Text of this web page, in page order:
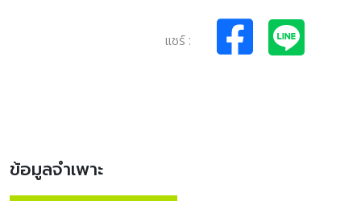
แชร์ :
ข้อมูลจำเพาะ